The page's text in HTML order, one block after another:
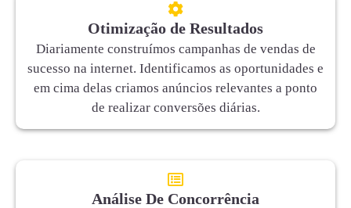
Otimização de Resultados
Diariamente construímos campanhas de vendas de
sucesso na internet. Identificamos as oportunidades e
em cima delas criamos anúncios relevantes a ponto
de realizar conversões diárias.
Análise De Concorrência